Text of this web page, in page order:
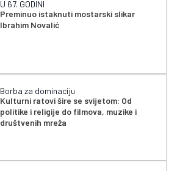
U 67. GODINI
Preminuo istaknuti mostarski slikar
Ibrahim Novalić
Borba za dominaciju
Kulturni ratovi šire se svijetom: Od
politike i religije do filmova, muzike i
društvenih mreža